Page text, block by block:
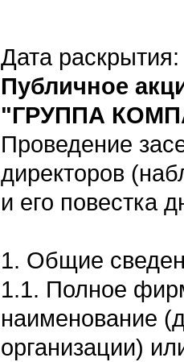
Дата
Публичное
"ГРУППА
Проведение
директоров
и его повестка
1. Общие
1.1. Полное
наименование
организации)